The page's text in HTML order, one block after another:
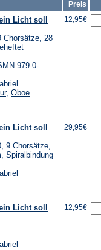
Preis
Licht soll
Chorsätze, 28
979-0-
, Oboe
12,95€
Licht soll
9 Chorsätze,
Spiralbindung
29,95€
Licht soll
12,95€